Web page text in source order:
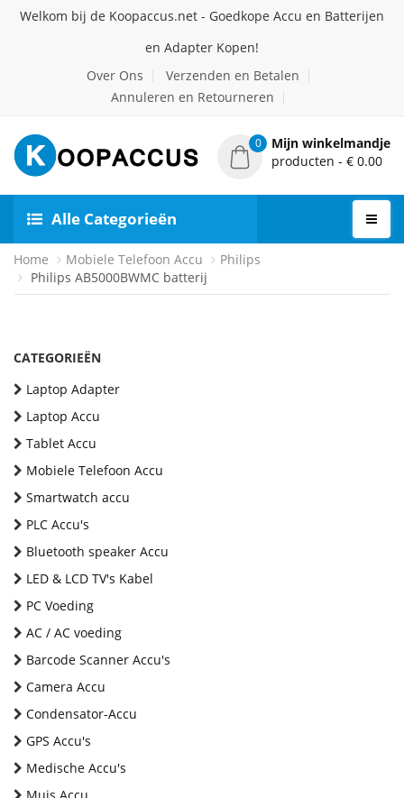
Welkom bij de Koopaccus.net - Goedkope Accu en Batterijen
en Adapter Kopen!
Over Ons
Verzenden en Betalen
Annuleren en Retourneren
0
Mijn winkelmandje
producten - € 0.00
Alle Categorieën
Home Mobiele Telefoon Accu
Philips
Philips AB5000BWMC batterij
CATEGORIEËN
Laptop Adapter
Laptop Accu
Tablet Accu
Mobiele Telefoon Accu
Smartwatch accu
PLC Accu's
Bluetooth speaker Accu
LED & LCD TV's Kabel
PC Voeding
AC / AC voeding
Barcode Scanner Accu's
Camera Accu
Condensator-Accu
GPS Accu's
Medische Accu's